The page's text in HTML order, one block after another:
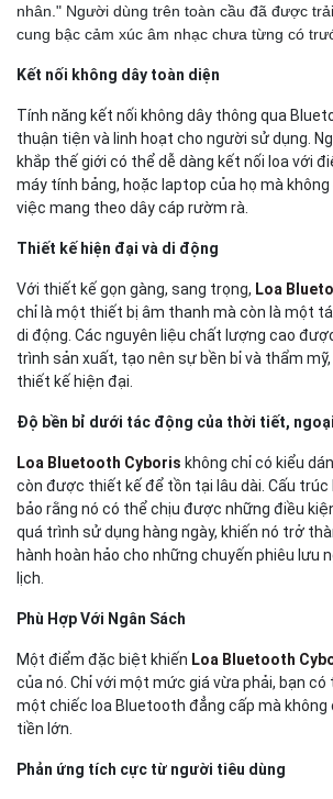
nhân." Người dùng trên toàn cầu đã được
cung bậc cảm xúc âm nhạc chưa từng có
Kết nối không dây toàn diện
Tính năng kết nối không dây thông qua
thuận tiện và linh hoạt cho người sử dụng.
khắp thế giới có thể dễ dàng kết nối loa với
máy tính bảng, hoặc laptop của họ mà không
việc mang theo dây cáp rườm rà.
Thiết kế hiện đại và di động
Với thiết kế gọn gàng, sang trọng, Loa
chỉ là một thiết bị âm thanh mà còn là một
di động. Các nguyên liệu chất lượng cao
trình sản xuất, tạo nên sự bền bỉ và thẩm
thiết kế hiện đại.
Độ bền bỉ dưới tác động của thời tiết,
Loa Bluetooth Cyboris không chỉ có kiểu
còn được thiết kế để tồn tại lâu dài. Cấu trúc
bảo rằng nó có thể chịu được những điều
quá trình sử dụng hàng ngày, khiến nó trở
hành hoàn hảo cho những chuyến phiêu lưu
lịch.
Phù Hợp Với Ngân Sách
Một điểm đặc biệt khiến Loa Bluetooth
của nó. Chỉ với một mức giá vừa phải, bạn
một chiếc loa Bluetooth đẳng cấp mà không
tiền lớn.
Phản ứng tích cực từ người tiêu dùng